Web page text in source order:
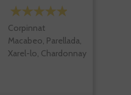
Corpinnat
Macabeo, Parellada,
Xarel-lo, Chardonnay